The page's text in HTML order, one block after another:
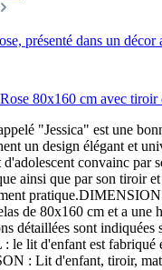
80x160 cm avec tiroir
"Jessica" est une
un design élégant et
convainc par
ainsi que par son tiroir
de 80x160 cm et a une
détaillées sont indiquées
le lit d'enfant est fabriqué
: Lit d'enfant, tiroir,